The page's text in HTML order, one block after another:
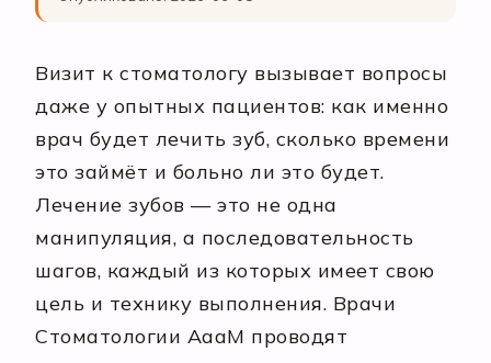
Визит к стоматологу вызывает вопросы
даже у опытных пациентов: как именно
врач будет лечить зуб, сколько времени
это займёт и больно ли это будет.
Лечение зубов — это не одна
манипуляция, а последовательность
шагов, каждый из которых имеет свою
цель и технику выполнения. Врачи
Стоматологии АааМ проводят